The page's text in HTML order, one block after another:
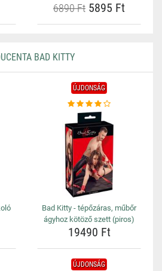
6890 Ft 5895 Ft
BAD KITTY
ÚJDONSÁG
Bad Kitty - tépőzáras, műbőr
ágyhoz kötöző szett (piros)
19490 Ft
ÚJDONSÁG